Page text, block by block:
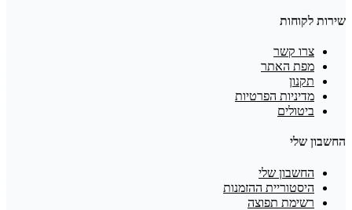
שירות לקוחות
צרו קשר
מפת האתר
תקנון
מדיניות הפרטיות
ביטולים
החשבון שלי
החשבון שלי
היסטוריית ההזמנות
רשימת תפוצה